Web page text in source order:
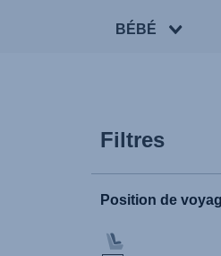
BÉBÉ
Filtres
Position de